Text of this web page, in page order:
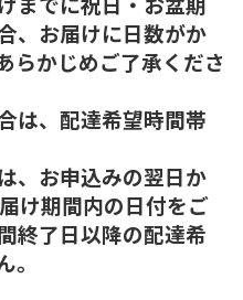
、お届けに日数がか
らかじめご了承くださ
は、配達希望時間帯
、お申込みの翌日か
け期間内の日付をご
終了日以降の配達希